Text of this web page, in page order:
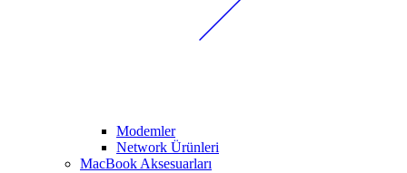
Modemler
Network Ürünleri
MacBook Aksesuarları